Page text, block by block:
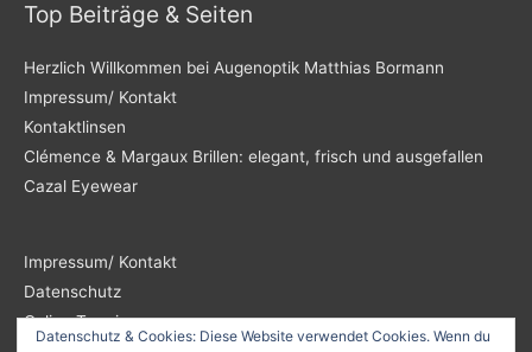
Top Beiträge & Seiten
Herzlich Willkommen bei Augenoptik Matthias Bormann
Impressum/ Kontakt
Kontaktlinsen
Clémence & Margaux Brillen: elegant, frisch und ausgefallen
Cazal Eyewear
Impressum/ Kontakt
Datenschutz
Online Termin
Datenschutz & Cookies: Diese Website verwendet Cookies. Wenn du